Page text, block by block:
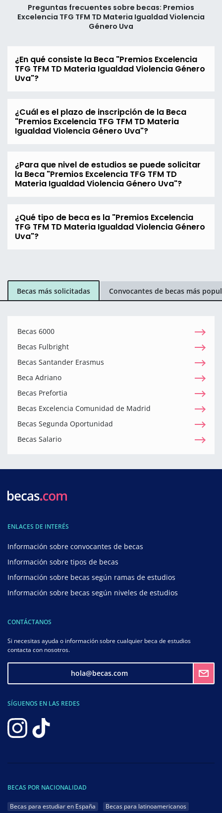
Preguntas frecuentes sobre becas: Premios
Excelencia TFG TFM TD Materia Igualdad Violencia
Género Uva
¿En qué consiste la Beca "Premios Excelencia
TFG TFM TD Materia Igualdad Violencia Género
Uva"?
¿Cuál es el plazo de inscripción de la Beca
"Premios Excelencia TFG TFM TD Materia
Igualdad Violencia Género Uva"?
¿Para que nivel de estudios se puede solicitar
la Beca "Premios Excelencia TFG TFM TD
Materia Igualdad Violencia Género Uva"?
¿Qué tipo de beca es la "Premios Excelencia
TFG TFM TD Materia Igualdad Violencia Género
Uva"?
Becas más solicitadas Convocantes de becas más
Becas 6000
Becas Fulbright
Becas Santander Erasmus
Beca Adriano
Becas Prefortia
Becas Excelencia Comunidad de Madrid
Becas Segunda Oportunidad
Becas Salario
ENLACES DE INTERÉS
Información sobre convocantes de becas
Información sobre tipos de becas
Información sobre becas según ramas de estudios
Información sobre becas según niveles de estudios
CONTÁCTANOS
Si necesitas ayuda o información sobre cualquier beca de estudios
contacta con nosotros.
hola@becas.com
SÍGUENOS EN LAS REDES
BECAS POR NACIONALIDAD
Becas para estudiar en España Becas para latinoamericanos